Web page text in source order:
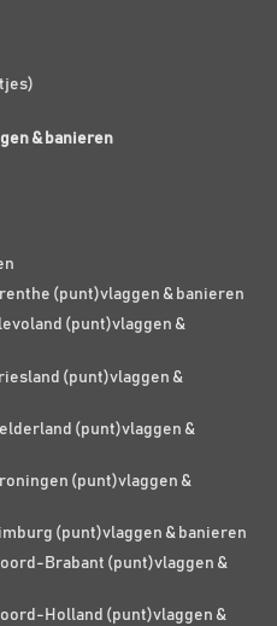
& banieren
(punt)vlaggen & banieren
(punt)vlaggen &
(punt)vlaggen &
(punt)vlaggen &
(punt)vlaggen &
(punt)vlaggen & banieren
Brabant (punt)vlaggen &
Holland (punt)vlaggen &